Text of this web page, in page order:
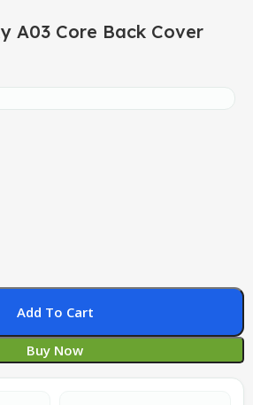
A03 Core Back Cover
Add To Cart
Buy Now